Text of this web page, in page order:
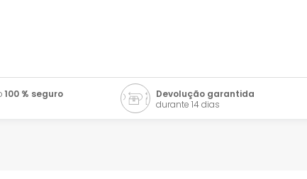
100 % seguro
Devolução garantida
durante 14 dias